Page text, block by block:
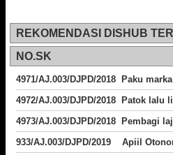
REKOMENDASI DISHUB
NO.SK
4971/AJ.003/DJPD/2018 Paku
4972/AJ.003/DJPD/2018 Patok lalu
4973/AJ.003/DJPD/2018
Pembagi
933/AJ.003/DJPD/2019 Apiil